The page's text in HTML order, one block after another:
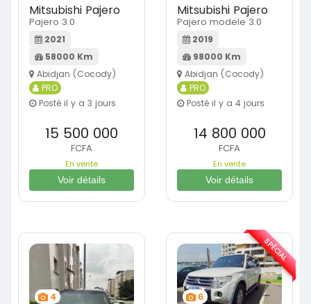
Mitsubishi Pajero
Pajero 3.0
2021
58000 Km
Abidjan (Cocody)
PRO
Posté il y a 3 jours
15 500 000
FCFA
En vente
Voir détails
Mitsubishi Pajero
Pajero modele 3.0
2019
98000 Km
Abidjan (Cocody)
PRO
Posté il y a 4 jours
14 800 000
FCFA
En vente
Voir détails
4 6
SPÉCIAL